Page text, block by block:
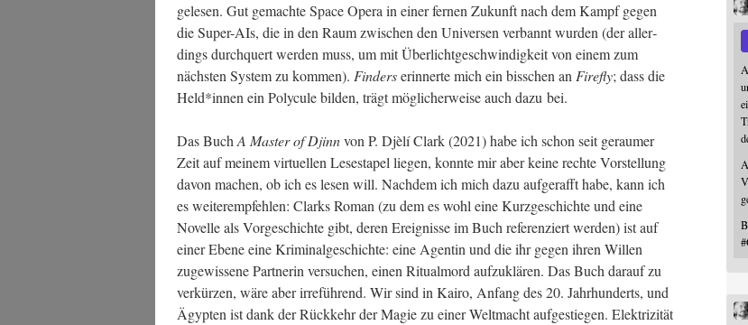
gele­sen. Gut gemach­te Space Ope­ra in einer fer­nen Zukunft nach dem Kampf gegen
die Super-AIs, die in den Raum zwi­schen den Uni­ver­sen ver­bannt wur­den (der aller­
dings durch­quert wer­den muss, um mit Über­licht­ge­schwin­dig­keit von einem zum
nächs­ten Sys­tem zu kom­men). Fin­derserin­ner­te mich ein biss­chen an Fire­fly; dass die
Held*innen ein Poly­cu­le bil­den, trägt mög­li­cher­wei­se auch dazu bei.
Das Buch A Mas­ter of Djinnvon P. Djè­lí Clark (2021) habe ich schon seit gerau­mer
Zeit auf mei­nem vir­tu­el­len Lese­sta­pel lie­gen, konn­te mir aber kei­ne rech­te Vor­stel­lung
davon machen, ob ich es lesen will. Nach­dem ich mich dazu auf­ge­rafft habe, kann ich
es wei­ter­emp­feh­len: Clarks Roman (zu dem es wohl eine Kurz­ge­schich­te und eine
Novel­le als Vor­ge­schich­te gibt, deren Ereig­nis­se im Buch refe­ren­ziert wer­den) ist auf
einer Ebe­ne eine Kri­mi­nal­ge­schich­te: eine Agen­tin und die ihr gegen ihren Wil­len
zuge­wis­se­ne Part­ne­rin ver­su­chen, einen Ritu­al­mord auf­zu­klä­ren. Das Buch dar­auf zu
ver­kür­zen, wäre aber irre­füh­rend. Wir sind in Kai­ro, Anfang des 20. Jahr­hun­derts, und
Ägyp­ten ist dank der Rück­kehr der Magie zu einer Welt­macht auf­ge­stie­gen. Elek­tri­zi­tät
#